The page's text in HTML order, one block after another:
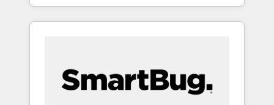
conversational AI, we turn data into action
and automation into competitive advantage.
OS) to align your leadership and engineer a
portal that drives predictable revenue
and Story to stop "accelerating a mess." ⚙️
Elite Engineering & AI Scalable Architecture: